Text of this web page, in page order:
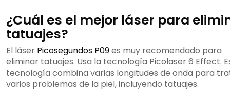
¿Cuál es el mejor láser para
tatuajes?
El láser Picosegundos P09es muy recomendado para
eliminar tatuajes. Usa la tecnología Picolaser 6 Effect.
tecnología combina varias longitudes de onda para
varios problemas de la piel, incluyendo tatuajes.